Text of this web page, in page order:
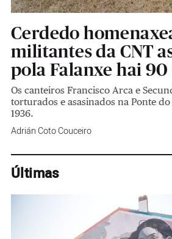
Cerdedo
militantes da CNT
pola Falanxe hai 90
Os canteiros Francisco Arca e
torturados e asasinados na Ponte
1936.
Adrián Coto Couceiro
Últimas